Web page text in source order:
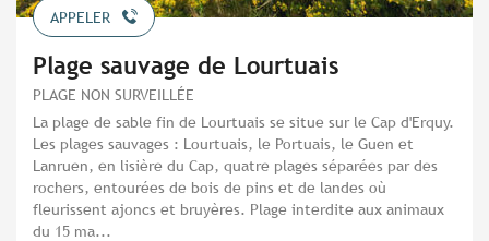
APPELER
Plage sauvage de Lourtuais
PLAGE NON SURVEILLÉE
La plage de sable fin de Lourtuais se situe sur le Cap d'Erquy.
Les plages sauvages : Lourtuais, le Portuais, le Guen et
Lanruen, en lisière du Cap, quatre plages séparées par des
rochers, entourées de bois de pins et de landes où
fleurissent ajoncs et bruyères. Plage interdite aux animaux
du 15 ma...